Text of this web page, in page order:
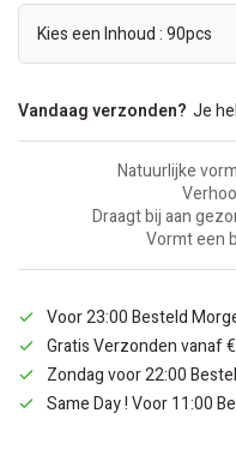
Kies een Inhoud : 90pcs
Vandaag verzonden? Je
Natuurlijke
Draagt bij aan
Vormt een
Voor 23:00 Besteld
Gratis Verzonden vanaf
Zondag voor 22:00
Same Day ! Voor 11:00